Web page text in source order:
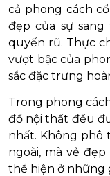
cả phong cách
đẹp của sự
quyến rũ. Thực
vượt bậc của
sắc đặc trưng
Trong phong
đồ nội thất đều
nhất. Không phô
ngoài, mà vẻ
thể hiện ở những